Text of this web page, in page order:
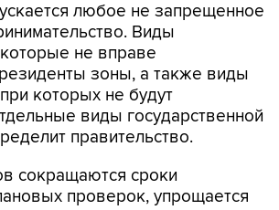
любое не запрещенное
Виды
не вправе
зоны, а также виды
которых не будут
виды государственной
правительство.
сокращаются сроки
проверок, упрощается